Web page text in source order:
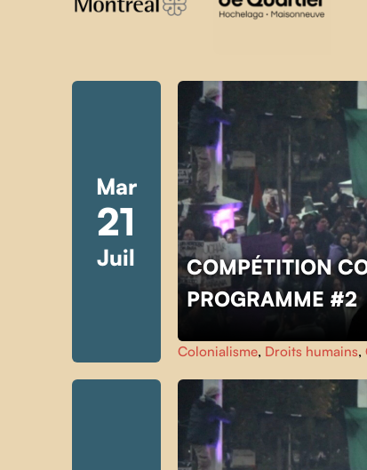
Mar
21
Juil
COMPÉTITION
PROGRAMME #2
Colonialisme, Droits humains,